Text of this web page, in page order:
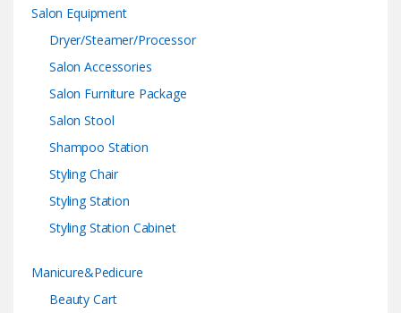
Salon Equipment
Dryer/Steamer/Processor
Salon Accessories
Salon Furniture Package
Salon Stool
Shampoo Station
Styling Chair
Styling Station
Styling Station Cabinet
Manicure&Pedicure
Beauty Cart